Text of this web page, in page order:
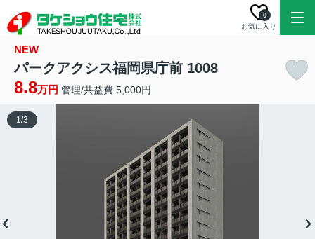
お気に入り
0
NEW
パークアクシス福岡県庁前 1008
8.8万円 管理/共益費 5,000円
1/3